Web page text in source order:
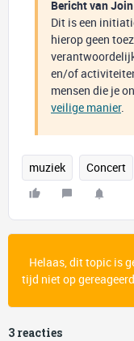
Bericht van
Dit is een
hierop geen
en/of
mensen die je
veilige manier.
muziek Concert
Helaas, dit topic is
tijd niet op
3 reacties